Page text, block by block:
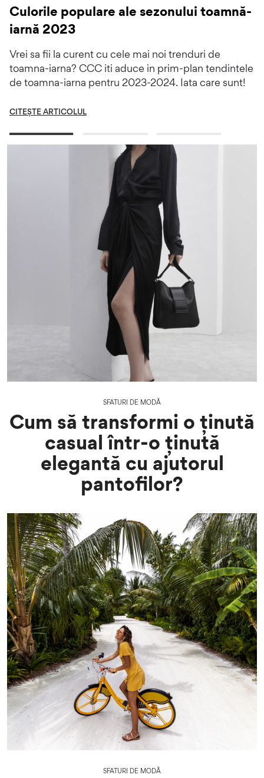
populare ale sezonului toamnă-
2023
fii la curent cu cele mai noi trenduri de
iarna? CCC iti aduce in prim-plan tendintele
iarna pentru 2023-2024. Iata care sunt!
ARTICOLUL
SFATURI DE MODĂ
Cum să transformi o ținută
casual într-o ținută
elegantă cu ajutorul
pantofilor?
SFATURI DE MODĂ